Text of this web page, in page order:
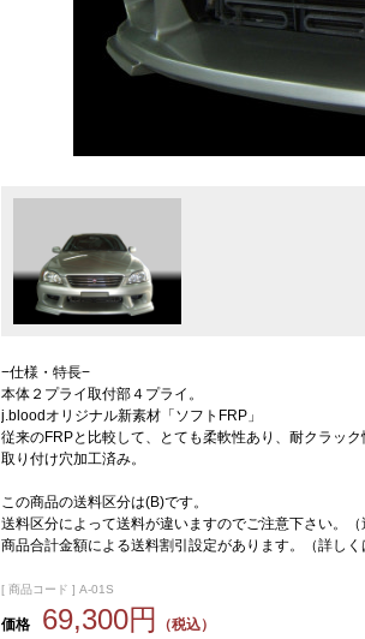
−仕様・特長−
本体２プライ取付部４プライ。
j.bloodオリジナル新素材「ソフトFRP」
従来のFRPと比較して、とても柔軟性あり、耐クラック
取り付け穴加工済み。
この商品の送料区分は(B)です。
送料区分によって送料が違いますのでご注意下さい。
商品合計金額による送料割引設定があります。（詳しく
[ 商品コード ] A-01S
価格 69,300円
（税込）